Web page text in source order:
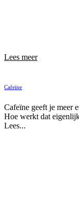
Lees meer
Cafeïne
Cafeïne geeft je meer
Hoe werkt dat
Lees...